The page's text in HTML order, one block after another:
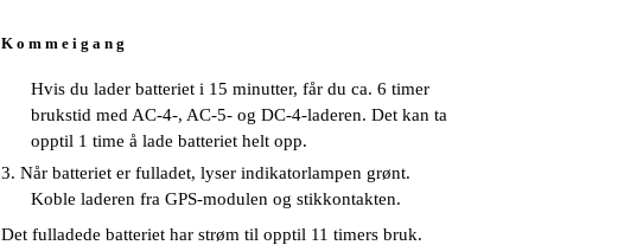
K o m m e i g a n g
Hvis du lader batteriet i 15 minutter, får du ca. 6 timer
brukstid med AC-4-, AC-5- og DC-4-laderen. Det kan ta
opptil 1 time å lade batteriet helt opp.
3. Når batteriet er fulladet, lyser indikatorlampen grønt.
Koble laderen fra GPS-modulen og stikkontakten.
Det fulladede batteriet har strøm til opptil 11 timers bruk.